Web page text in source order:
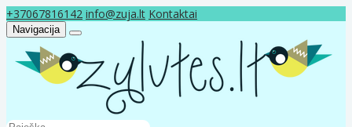
+37067816142 info@zuja.lt Kontaktai
Navigacija